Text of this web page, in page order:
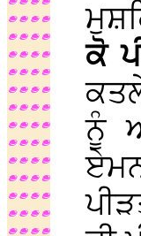
ਕੋ
ਨੂੰ